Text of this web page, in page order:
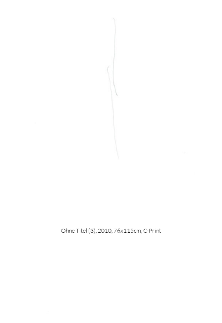
Ohne Titel (3), 2010, 76x115cm, C-Print